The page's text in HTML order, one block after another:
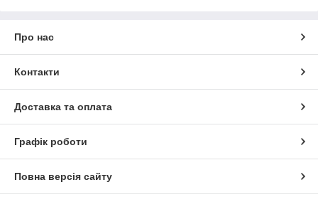
Про нас
Контакти
Доставка та оплата
Графік роботи
Повна версія сайту